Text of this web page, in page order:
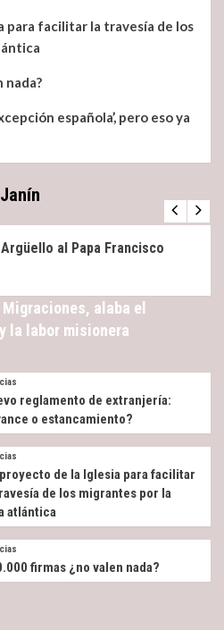
para facilitar la travesía de los
nada?
española’, pero eso ya
al Papa Francisco
alaba el
la labor misionera
reglamento de extranjería:
o estancamiento?
de la Iglesia para facilitar
de los migrantes por la
atlántica
firmas ¿no valen nada?